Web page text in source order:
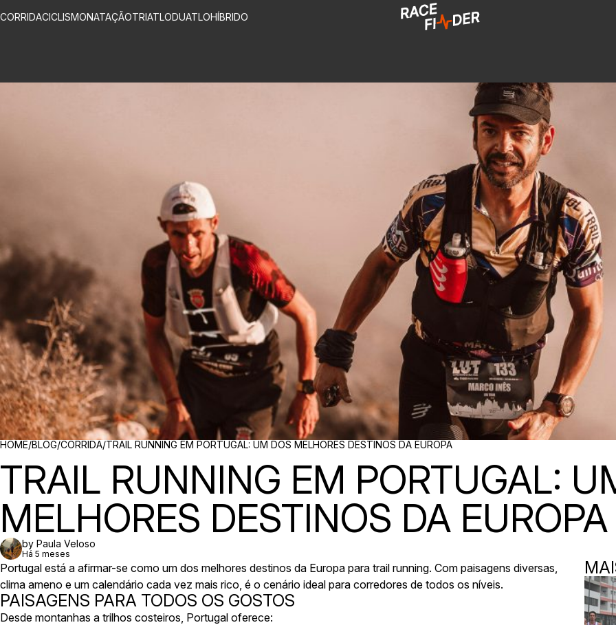
CORRIDACICLISMONATAÇÃOTRIATLODUATLOHÍBRIDO
BREADCRUMBS
HOME/BLOG/CORRIDA/TRAIL RUNNING EM PORTUGAL: UM DOS MELHORES DESTINOS DA EUROPA
TRAIL RUNNING EM PORTUGAL:
MELHORES DESTINOS DA EUROPA
by Paula Veloso
Há 5 meses
Portugal está a afirmar-se como um dos melhores destinos da Europa para trail running. Com paisagens diversas,
clima ameno e um calendário cada vez mais rico, é o cenário ideal para corredores de todos os níveis.
PAISAGENS PARA TODOS OS GOSTOS
Desde montanhas a trilhos costeiros, Portugal oferece: